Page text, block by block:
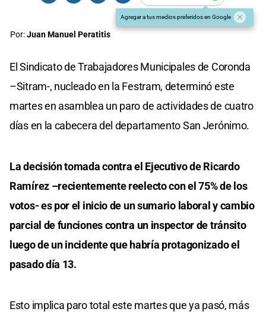
Agregar a tus medios preferidos en Google
Por:Juan Manuel Peratitis
El Sindicato de Trabajadores Municipales de Coronda
–Sitram-, nucleado en la Festram, determinó este
martes en asamblea un paro de actividades de cuatro
días en la cabecera del departamento San Jerónimo.
La decisión tomada contra el Ejecutivo de Ricardo
Ramírez –recientemente reelecto con el 75% de los
votos- es por el inicio de un sumario laboral y cambio
parcial de funciones contra un inspector de tránsito
luego de un incidente que habría protagonizado el
pasado día 13.
Esto implica paro total este martes que ya pasó, más